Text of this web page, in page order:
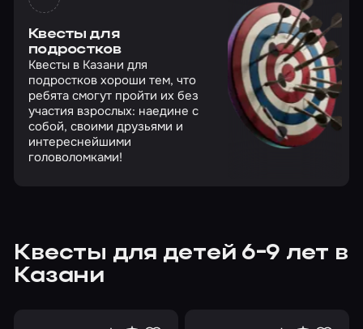
Квесты для
подростков
Квесты в Казани для
подростков хороши тем, что
ребята смогут пройти их без
участия взрослых: наедине с
собой, своими друзьями и
интереснейшими
головоломками!
Квесты для детей 6-9 лет в
Казани